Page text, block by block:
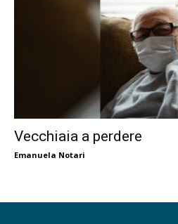
Vecchiaia a perdere
Emanuela Notari